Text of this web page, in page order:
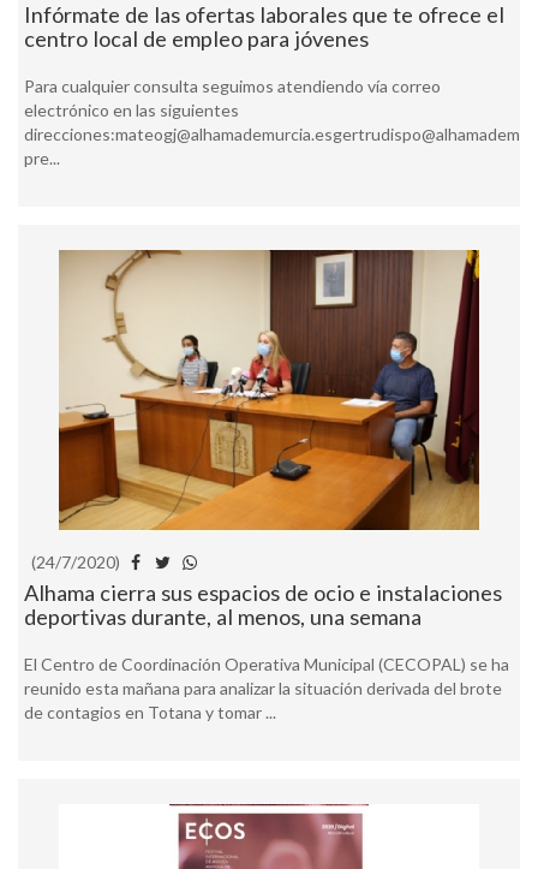
Infórmate de las ofertas laborales que te ofrece el
centro local de empleo para jóvenes
Para cualquier consulta seguimos atendiendo vía correo
electrónico en las siguientes
pre...
(24/7/2020)
Alhama cierra sus espacios de ocio e instalaciones
deportivas durante, al menos, una semana
El Centro de Coordinación Operativa Municipal (CECOPAL) se ha
reunido esta mañana para analizar la situación derivada del brote
de contagios en Totana y tomar ...